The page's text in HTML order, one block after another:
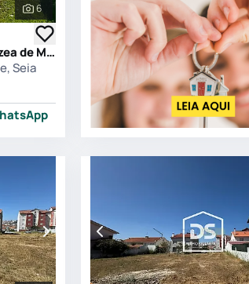
Ver todas as fotografias
6
Terreno em Carragozela e Várzea de Meruge, Seia
Seia